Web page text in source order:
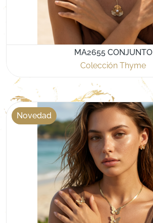
MA2655 CONJUNTO
Colección Thyme
Novedad